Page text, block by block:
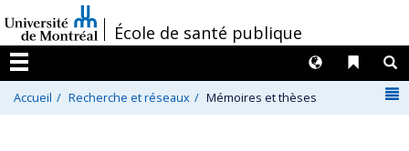
au
contenu
/École de santé publique
Menu
Liens
Langues
Accueil Recherche et réseaux Mémoires et thèses